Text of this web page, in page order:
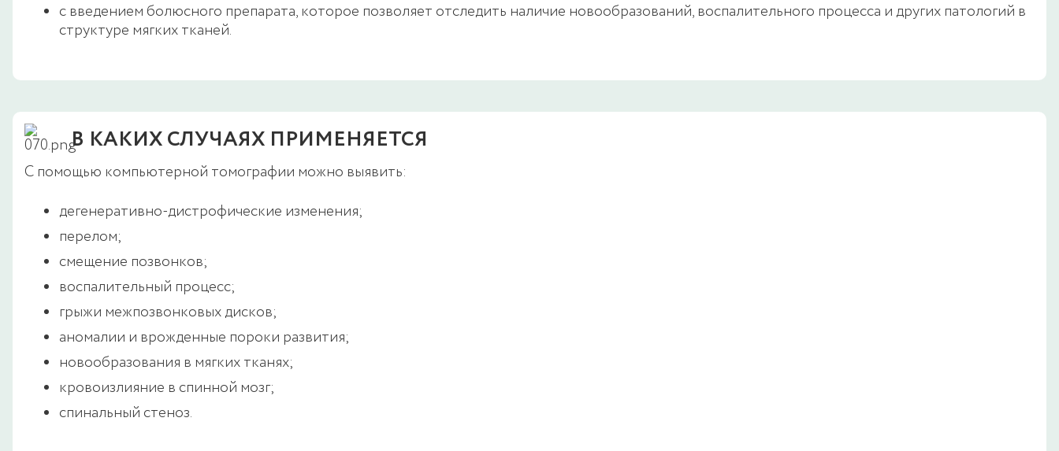
с введением болюсного препарата, которое позволяет отследить наличие новообразований, воспалительного процесса и других патологий в
структуре мягких тканей.
В КАКИХ СЛУЧАЯХ ПРИМЕНЯЕТСЯ
С помощью компьютерной томографии можно выявить:
дегенеративно-дистрофические изменения;
перелом;
смещение позвонков;
воспалительный процесс;
грыжи межпозвонковых дисков;
аномалии и врожденные пороки развития;
новообразования в мягких тканях;
кровоизлияние в спинной мозг;
спинальный стеноз.